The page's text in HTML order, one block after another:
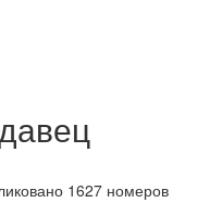
1627 номеров